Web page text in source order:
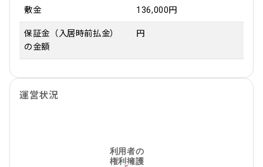
敷金 136,000円
保証金（入居時前払金）
の金額
円
運営状況